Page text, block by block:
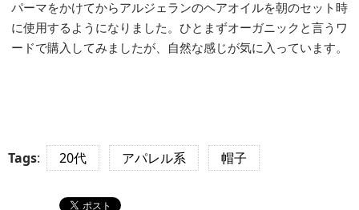
パーマをかけてからアルジェランのヘアオイルを朝のセット時
に使用するようになりました。ひとまずオーガニックと言うワ
ードで購入してみましたが、自然な感じが気に入っています。
Tags: 20代 アパレル系 帽子